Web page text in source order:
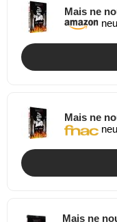
Mais ne
Mais ne
Mais ne